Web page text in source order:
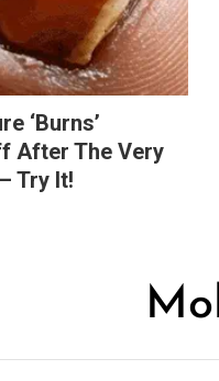
‘Burns’
After The Very
Try It!